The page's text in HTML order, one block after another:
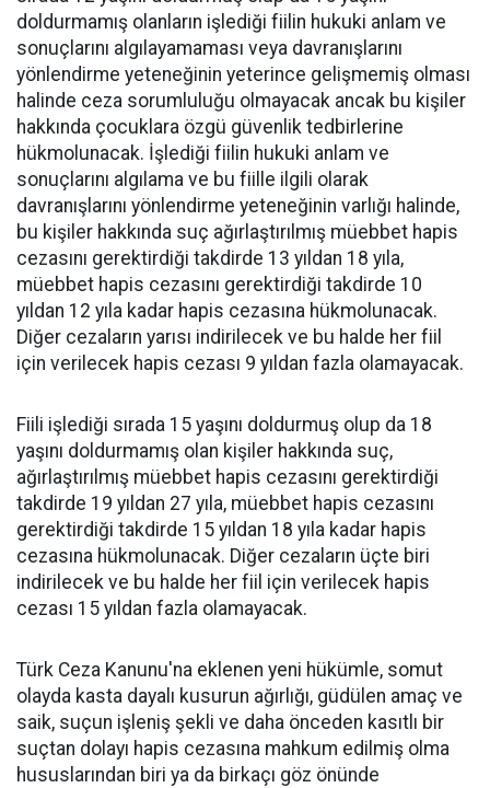
doldurmamış olanların işlediği fiilin hukuki anlam ve
sonuçlarını algılayamaması veya davranışlarını
yönlendirme yeteneğinin yeterince gelişmemiş olması
halinde ceza sorumluluğu olmayacak ancak bu kişiler
hakkında çocuklara özgü güvenlik tedbirlerine
hükmolunacak. İşlediği fiilin hukuki anlam ve
sonuçlarını algılama ve bu fiille ilgili olarak
davranışlarını yönlendirme yeteneğinin varlığı halinde,
bu kişiler hakkında suç ağırlaştırılmış müebbet hapis
cezasını gerektirdiği takdirde 13 yıldan 18 yıla,
müebbet hapis cezasını gerektirdiği takdirde 10
yıldan 12 yıla kadar hapis cezasına hükmolunacak.
Diğer cezaların yarısı indirilecek ve bu halde her fiil
için verilecek hapis cezası 9 yıldan fazla olamayacak.
Fiili işlediği sırada 15 yaşını doldurmuş olup da 18
yaşını doldurmamış olan kişiler hakkında suç,
ağırlaştırılmış müebbet hapis cezasını gerektirdiği
takdirde 19 yıldan 27 yıla, müebbet hapis cezasını
gerektirdiği takdirde 15 yıldan 18 yıla kadar hapis
cezasına hükmolunacak. Diğer cezaların üçte biri
indirilecek ve bu halde her fiil için verilecek hapis
cezası 15 yıldan fazla olamayacak.
Türk Ceza Kanunu'na eklenen yeni hükümle, somut
olayda kasta dayalı kusurun ağırlığı, güdülen amaç ve
saik, suçun işleniş şekli ve daha önceden kasıtlı bir
suçtan dolayı hapis cezasına mahkum edilmiş olma
hususlarından biri ya da birkaçı göz önünde